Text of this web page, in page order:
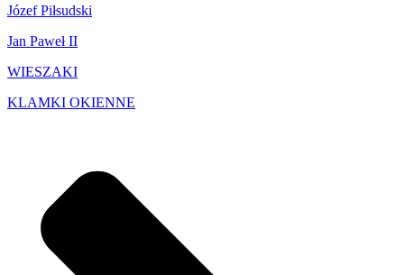
Józef Piłsudski
Jan Paweł II
WIESZAKI
KLAMKI OKIENNE